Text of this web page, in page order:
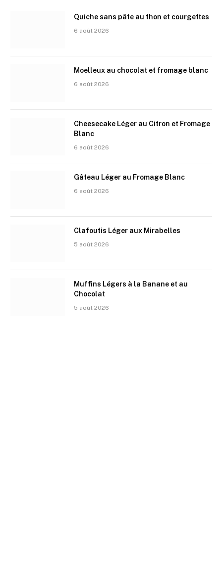
Quiche sans pâte au thon et courgettes
6 août 2026
Moelleux au chocolat et fromage blanc
6 août 2026
Cheesecake Léger au Citron et Fromage
Blanc
6 août 2026
Gâteau Léger au Fromage Blanc
6 août 2026
Clafoutis Léger aux Mirabelles
5 août 2026
Muffins Légers à la Banane et au
Chocolat
5 août 2026